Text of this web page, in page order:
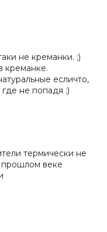
не креманки. ;)
креманке.
есличто,
не попадя ;)
термически не
прошлом веке